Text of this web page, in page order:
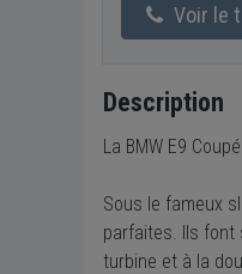
Voir le
Description
La BMW E9 Coupé
Sous le fameux
parfaites. Ils font
turbine et à la